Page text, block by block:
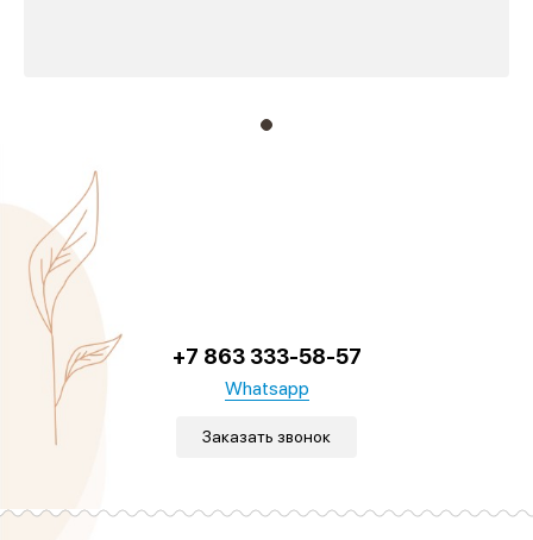
+7 863 333-58-57
Whatsapp
Заказать звонок